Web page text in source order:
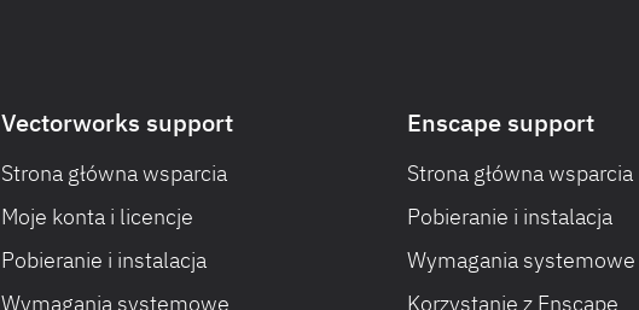
Vectorworks support
Strona główna wsparcia
Moje konta i licencje
Pobieranie i instalacja
Wymagania systemowe
Enscape support
Strona główna wsparcia
Pobieranie i instalacja
Wymagania systemowe
Korzystanie z Enscape